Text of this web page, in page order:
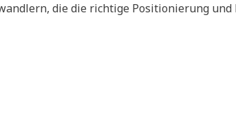
die die richtige Positionierung